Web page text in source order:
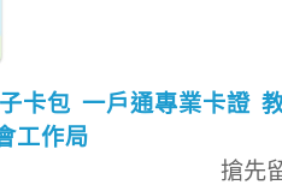
卡包 一戶通專業卡證
工作局
搶先